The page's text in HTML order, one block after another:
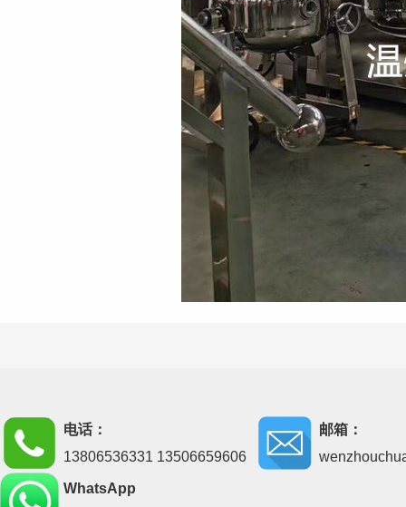
电话：
13806536331 13506659606
邮箱：
WhatsApp